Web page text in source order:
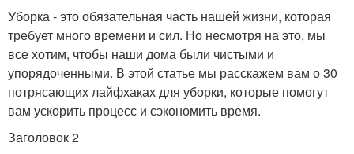
Уборка - это обязательная часть нашей жизни, которая
требует много времени и сил. Но несмотря на это, мы
все хотим, чтобы наши дома были чистыми и
упорядоченными. В этой статье мы расскажем вам о 30
потрясающих лайфхаках для уборки, которые помогут
вам ускорить процесс и сэкономить время.
Заголовок 2